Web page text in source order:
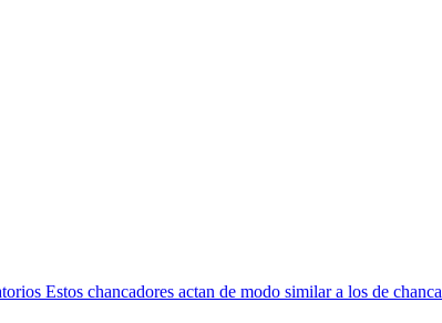
Estos chancadores actan de modo similar a los de